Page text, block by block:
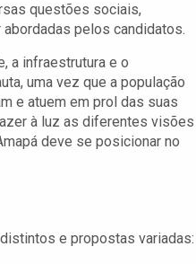
questões sociais,
pelos candidatos.
a infraestrutura e o
uma vez que a população
e atuem em prol das suas
à luz as diferentes visões
deve se posicionar no
e propostas variadas: